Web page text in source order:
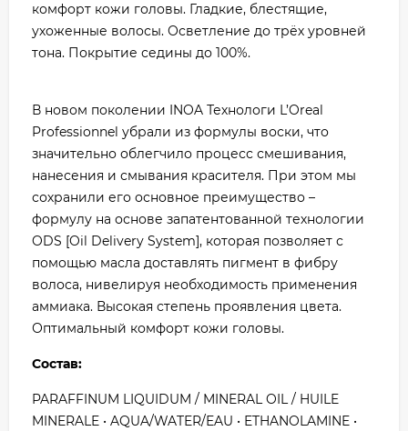
комфорт кожи головы. Гладкие, блестящие,
ухоженные волосы. Осветление до трёх уровней
тона. Покрытие седины до 100%.
В новом поколении INOA Технологи L’Oreal
Professionnel убрали из формулы воски, что
значительно облегчило процесс смешивания,
нанесения и смывания красителя. При этом мы
сохранили его основное преимущество –
формулу на основе запатентованной технологии
ODS [Oil Delivery System], которая позволяет с
помощью масла доставлять пигмент в фибру
волоса, нивелируя необходимость применения
аммиака. Высокая степень проявления цвета.
Оптимальный комфорт кожи головы.
Состав:
PARAFFINUM LIQUIDUM / MINERAL OIL / HUILE
MINERALE • AQUA/WATER/EAU • ETHANOLAMINE •